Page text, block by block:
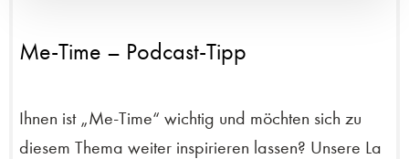
Me-Time – Podcast-Tipp
Ihnen ist „Me-Time“ wichtig und möchten sich zu
diesem Thema weiter inspirieren lassen? Unsere La